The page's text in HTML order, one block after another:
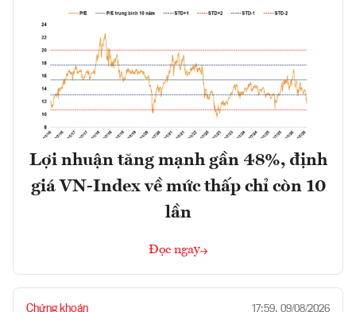
Lợi nhuận tăng mạnh gần 48%, định
giá VN-Index về mức thấp chỉ còn 10
lần
Đọc ngay
Chứng khoán 17:59, 09/08/2026